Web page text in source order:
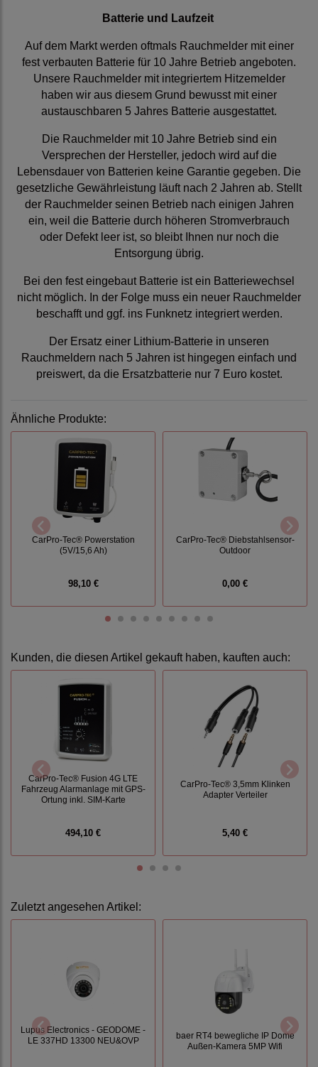
Batterie und Laufzeit
Auf dem Markt werden oftmals Rauchmelder mit einer
fest verbauten Batterie für 10 Jahre Betrieb angeboten.
Unsere Rauchmelder mit integriertem Hitzemelder
haben wir aus diesem Grund bewusst mit einer
austauschbaren 5 Jahres Batterie ausgestattet.
Die Rauchmelder mit 10 Jahre Betrieb sind ein
Versprechen der Hersteller, jedoch wird auf die
Lebensdauer von Batterien keine Garantie gegeben. Die
gesetzliche Gewährleistung läuft nach 2 Jahren ab. Stellt
der Rauchmelder seinen Betrieb nach einigen Jahren
ein, weil die Batterie durch höheren Stromverbrauch
oder Defekt leer ist, so bleibt Ihnen nur noch die
Entsorgung übrig.
Bei den fest eingebaut Batterie ist ein Batteriewechsel
nicht möglich. In der Folge muss ein neuer Rauchmelder
beschafft und ggf. ins Funknetz integriert werden.
Der Ersatz einer Lithium-Batterie in unseren
Rauchmeldern nach 5 Jahren ist hingegen einfach und
preiswert, da die Ersatzbatterie nur 7 Euro kostet.
Ähnliche Produkte:
CarPro-Tec® Powerstation
(5V/15,6 Ah)
98,10 €
CarPro-Tec® Diebstahlsensor-
Outdoor
0,00 €
Kunden, die diesen Artikel gekauft haben, kauften auch:
CarPro-Tec® Fusion 4G LTE
Fahrzeug Alarmanlage mit GPS-
Ortung inkl. SIM-Karte
494,10 €
CarPro-Tec® 3,5mm Klinken
Adapter Verteiler
5,40 €
Zuletzt angesehen Artikel:
Lupus Electronics - GEODOME -
LE 337HD 13300 NEU&OVP
baer RT4 bewegliche IP Dome
Außen-Kamera 5MP Wifi